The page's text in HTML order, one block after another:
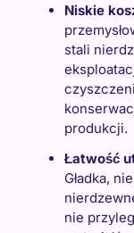
Niskie
stali
produkcji.
Łatwość
Gładka,
nie